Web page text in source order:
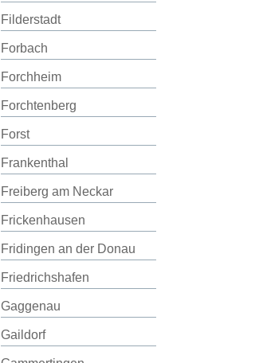
Filderstadt
Forbach
Forchheim
Forchtenberg
Forst
Frankenthal
Freiberg am Neckar
Frickenhausen
Fridingen an der Donau
Friedrichshafen
Gaggenau
Gaildorf